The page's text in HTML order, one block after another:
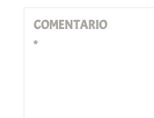
COMENTARIO
*